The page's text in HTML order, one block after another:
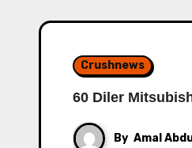
Crushnews
60 Diler
By Amal